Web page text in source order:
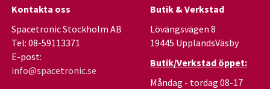
Kontakta oss
Spacetronic Stockholm AB
Tel: 08-59113371
E-post:
info@spacetronic.se
Butik & Verkstad
Lövängsvägen 8
19445 UpplandsVäsby
Butik/Verkstad öppet:
Måndag - tordag 08-17